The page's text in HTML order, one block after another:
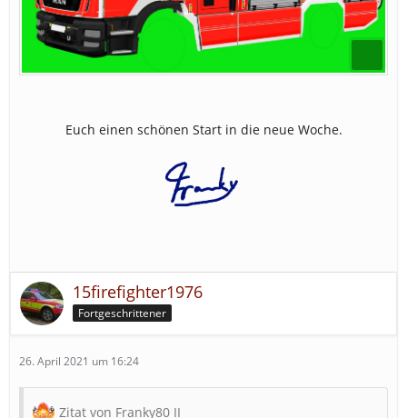
Euch einen schönen Start in die neue Woche.
15firefighter1976
Fortgeschrittener
26. April 2021 um 16:24
Zitat von Franky80 II